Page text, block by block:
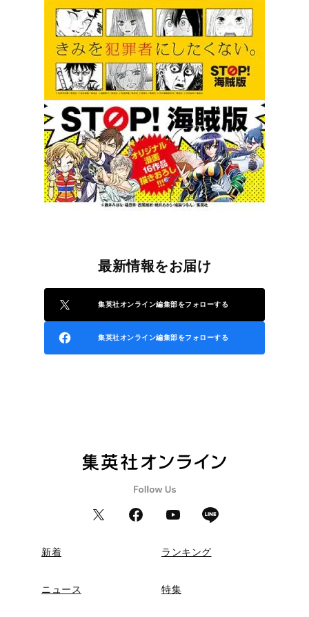
最新情報をお届け
集英社オンライン編集部をフォローする
集英社オンライン編集部をフォローする
新着 ランキング
ニュース 特集